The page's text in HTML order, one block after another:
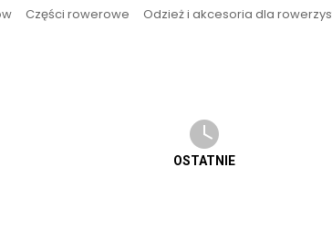
Części rowerowe Odzież i akcesoria dla
OSTATNIE